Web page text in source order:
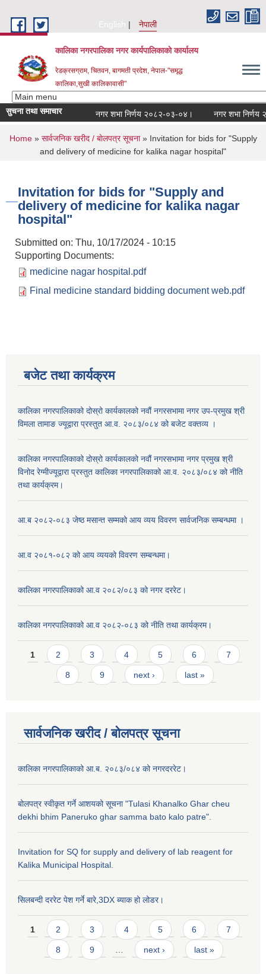
English
नेपाली
कालिका नगरपालिका नगर कार्यपालिकाकाे कार्यालय
रेडक्रसग्राम, चितवन, बागमती प्रदेश, नेपाल-"समृद्ध
कालिका,सुखी कालिकावासी"
सुचना तथा समाचार नगर शभा निर्णय २०८२-०३-०४। नगर शभा निर्णय
You are here
Home» सार्वजनिक खरीद / बाेलपत्र सूचना» Invitation for bids for "Supply
and delivery of medicine for kalika nagar hospital"
Invitation for bids for "Supply and
delivery of medicine for kalika nagar
hospital"
Submitted on: Thu, 10/17/2024 - 10:15
Supporting Documents:
medicine nagar hospital.pdf
Final medicine standard bidding document web.pdf
बजेट तथा कार्यक्रम
कालिका नगरपालिकाको दोस्रो कार्यकालको नवौं नगरसभामा नगर उप-प्रमुख श्री
विमला तामाङ ज्यूद्वारा प्रस्तुत आ.व. २०८३/०८४ को बजेट वक्तव्य ।
कालिका नगरपालिकाको दोस्रो कार्यकालको नवौं नगरसभामा नगर प्रमुख श्री
विनोद रेग्मीज्यूद्वारा प्रस्तुत कालिका नगरपालिकाको आ.व. २०८३/०८४ को नीति
तथा कार्यक्रम।
आ.ब २०८२-०८३ जेष्ठ मसान्त सम्मको आय व्यय विवरण सार्वजनिक सम्बन्धमा ।
आ.व २०८१-०८२ को आय व्ययको विवरण सम्बन्धमा।
कालिका नगरपालिकाको आ.व २०८२/०८३ को नगर दररेट।
कालिका नगरपालिकाको आ.व २०८२-०८३ को नीति तथा कार्यक्रम।
Pages
1 2 3 4 5 6 7
8 9 next › last »
सार्वजनिक खरीद / बाेलपत्र सूचना
कालिका नगरपालिकाको आ.ब. २०८३/०८४ को नगरदररेट।
बोलपत्र स्वीकृत गर्ने आशयको सूचना "Tulasi Khanalko Ghar cheu
dekhi bhim Paneruko ghar samma bato kalo patre".
Invitation for SQ for supply and delivery of lab reagent for
Kalika Municipal Hospital.
सिलबन्दी दररेट पेश गर्ने बारे,3DX ब्याक हो लोडर।
Pages
1 2 3 4 5 6 7
8 9 next › last »